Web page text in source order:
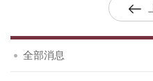
全部消息